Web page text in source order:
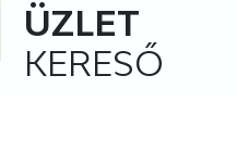
ÜZLET
KERESŐ